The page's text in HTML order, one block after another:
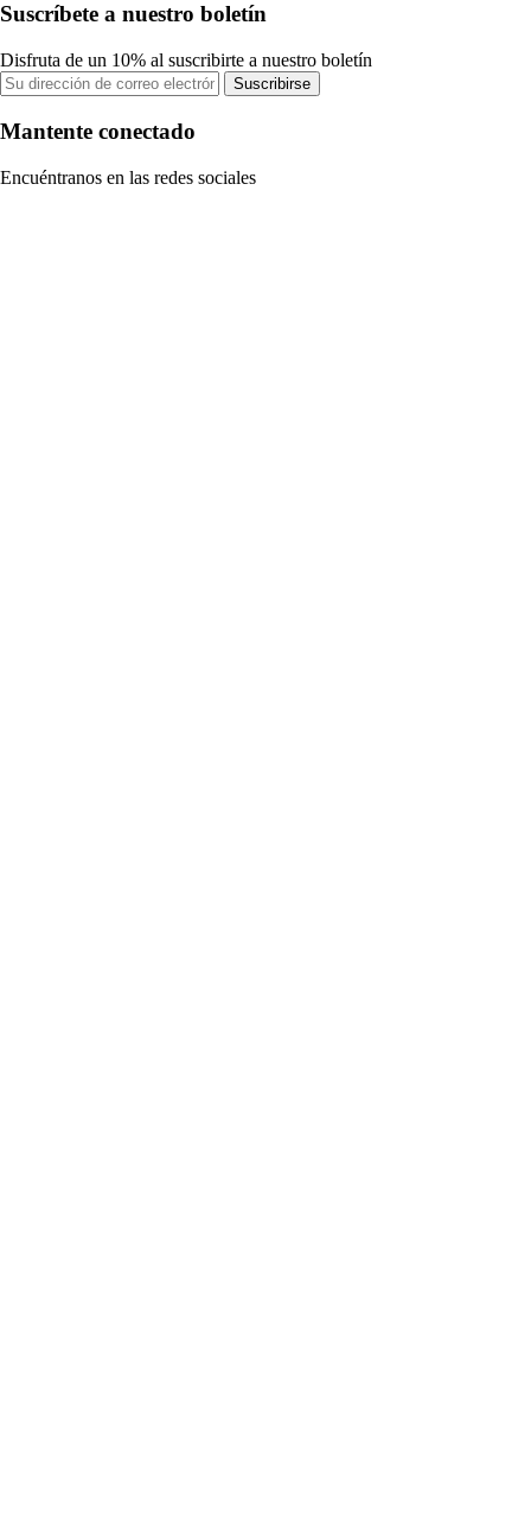
Suscríbete a nuestro boletín
Disfruta de un 10% al suscribirte a nuestro boletín
Suscribirse
Mantente conectado
Encuéntranos en las redes sociales